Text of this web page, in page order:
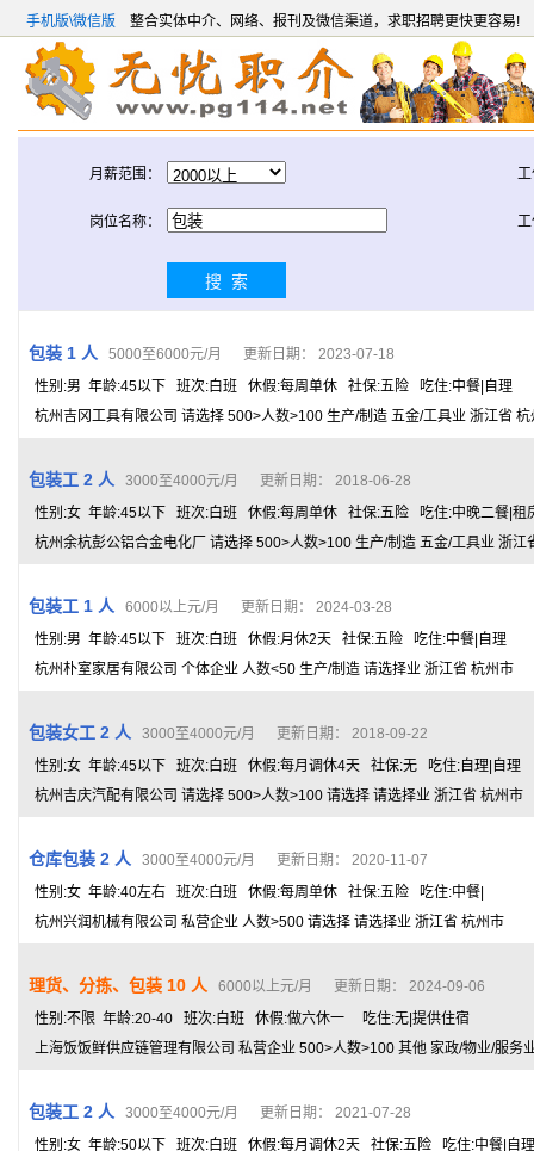
手机版\微信版 整合实体中介、网络、报刊及微信渠道，求职招聘更快更容易!
月薪范围：
岗位名称：
包装 1 人
5000至6000元/月 更新日期： 2023-07-18
性别:男 年龄:45以下 班次:白班 休假:每周单休 社保:五险 吃住:中餐|自理
杭州吉冈工具有限公司 请选择 500>人数>100 生产/制造 五金/工具业 浙江省 杭
包装工 2 人
3000至4000元/月 更新日期： 2018-06-28
性别:女 年龄:45以下 班次:白班 休假:每周单休 社保:五险 吃住:中晚二餐|租
杭州余杭彭公铝合金电化厂 请选择 500>人数>100 生产/制造 五金/工具业 浙江
包装工 1 人
6000以上元/月 更新日期： 2024-03-28
性别:男 年龄:45以下 班次:白班 休假:月休2天 社保:五险 吃住:中餐|自理
杭州朴室家居有限公司 个体企业 人数<50 生产/制造 请选择业 浙江省 杭州市
包装女工 2 人
3000至4000元/月 更新日期： 2018-09-22
性别:女 年龄:45以下 班次:白班 休假:每月调休4天 社保:无 吃住:自理|自理
杭州吉庆汽配有限公司 请选择 500>人数>100 请选择 请选择业 浙江省 杭州市
仓库包装 2 人
3000至4000元/月 更新日期： 2020-11-07
性别:女 年龄:40左右 班次:白班 休假:每周单休 社保:五险 吃住:中餐|
杭州兴润机械有限公司 私营企业 人数>500 请选择 请选择业 浙江省 杭州市
理货、分拣、包装 10 人
6000以上元/月 更新日期： 2024-09-06
性别:不限 年龄:20-40 班次:白班 休假:做六休一 吃住:无|提供住宿
上海饭饭鲜供应链管理有限公司 私营企业 500>人数>100 其他 家政/物业/服务
包装工 2 人
3000至4000元/月 更新日期： 2021-07-28
性别:女 年龄:50以下 班次:白班 休假:每月调休2天 社保:五险 吃住:中餐|自理